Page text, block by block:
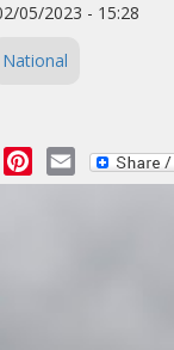
05/2023 - 15:28
National
MessagePinterest
Email